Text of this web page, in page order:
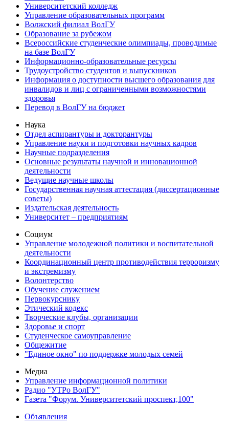
Университетский колледж
Управление образовательных программ
Волжский филиал ВолГУ
Образование за рубежом
Всероссийские студенческие олимпиады, проводимые
на базе ВолГУ
Информационно-образовательные ресурсы
Трудоустройство студентов и выпускников
Информация о доступности высшего образования для
инвалидов и лиц с ограниченными возможностями
здоровья
Перевод в ВолГУ на бюджет
Наука
Отдел аспирантуры и докторантуры
Управление науки и подготовки научных кадров
Научные подразделения
Основные результаты научной и инновационной
деятельности
Ведущие научные школы
Государственная научная аттестация (диссертационные
советы)
Издательская деятельность
Университет – предприятиям
Социум
Управление молодежной политики и воспитательной
деятельности
Координационный центр противодействия терроризму
и экстремизму
Волонтерство
Обучение служением
Первокурснику
Этический кодекс
Творческие клубы, организации
Здоровье и спорт
Студенческое самоуправление
Общежитие
"Единое окно" по поддержке молодых семей
Медиа
Управление информационной политики
Радио "УТРо ВолГУ"
Газета "Форум. Университетский проспект,100"
Объявления